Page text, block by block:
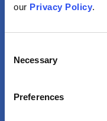
our Privacy Policy.
Selection
Necessary
Preferences
Katso